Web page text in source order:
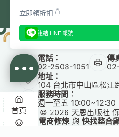
電話：
02-2508-1051
傳
地址：
104 台北市中山區松江
服務時間：
週一至五 10:00~12:30
Copyright © 2026 天恩出版社
站由 電商修煉與快找整合
首頁
立即領折扣 👇
連結 LINE 帳號